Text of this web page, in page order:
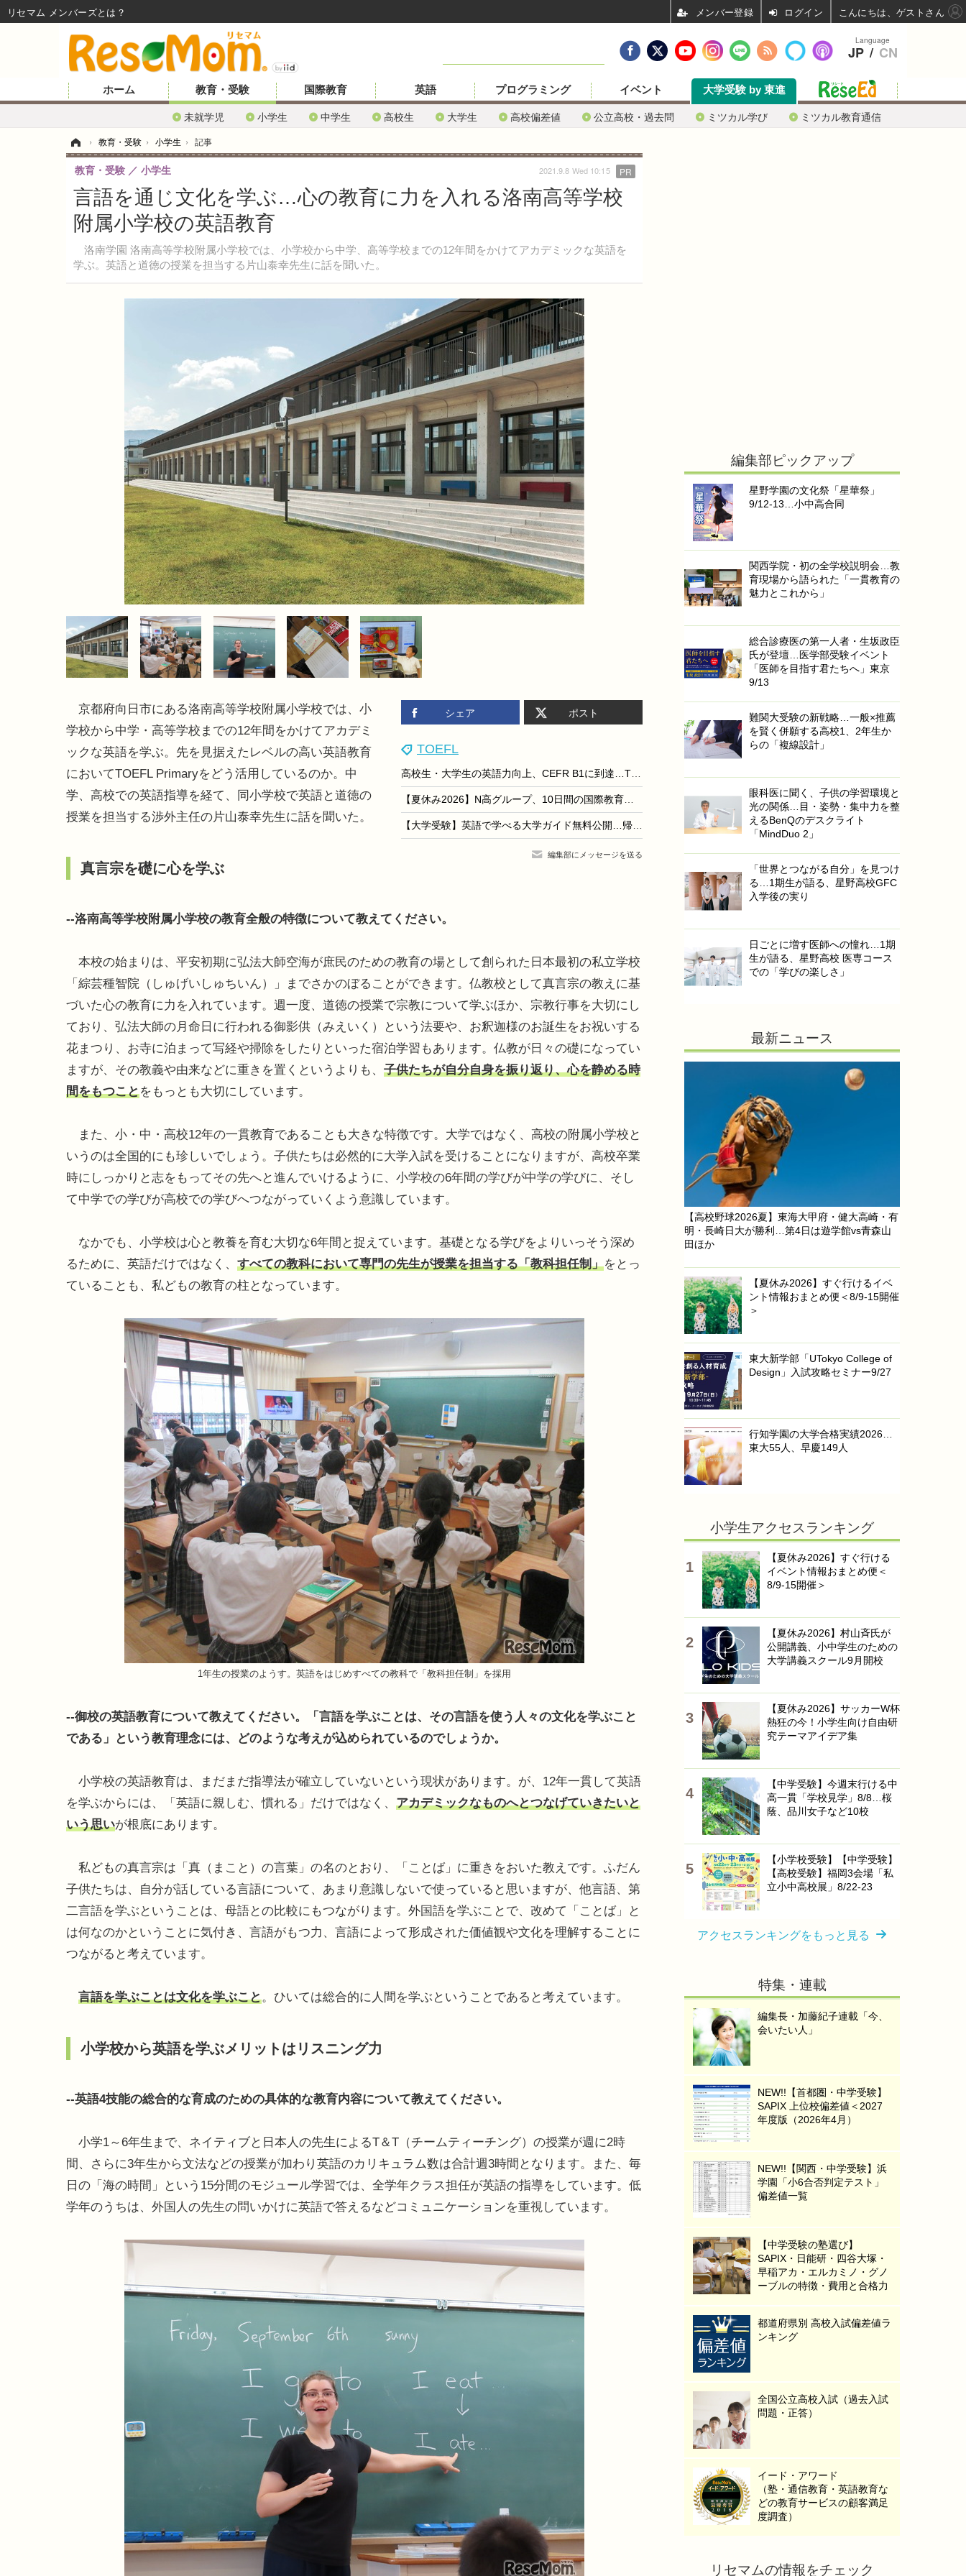
ホーム 教育・受験
未就学児 小学生 中学生 高校生 大学生 高校偏差値 公立高校・過去問 ミツカル学び ミツカル教育通信
国際教育 英語 プログラミング イベント 大学受験 by 東進
› 教育・受験 › 小学生 › 記事
言語を通じ文化を学ぶ…心の教育に力を入れる洛南高等学校
附属小学校の英語教育
洛南学園 洛南高等学校附属小学校では、小学校から中学、高等学校までの12年間をかけてアカデミックな英語を
学ぶ。英語と道徳の授業を担当する片山泰幸先生に話を聞いた。
教育・受験 小学生 2021.9.8 Wed 10:15 PR
シェア ポスト
TOEFL
高校生・大学生の英語力向上、CEFR B1に到達…TOEFL
【夏休み2026】N高グループ、10日間の国際教育プログラム…高校生募集
【大学受験】英語で学べる大学ガイド無料公開…帰国子女アカデミー
編集部にメッセージを送る
京都府向日市にある洛南高等学校附属小学校では、小
学校から中学・高等学校までの12年間をかけてアカデミ
ックな英語を学ぶ。先を見据えたレベルの高い英語教育
においてTOEFL Primaryをどう活用しているのか。中
学、高校での英語指導を経て、同小学校で英語と道徳の
授業を担当する渉外主任の片山泰幸先生に話を聞いた。
真言宗を礎に心を学ぶ
--洛南高等学校附属小学校の教育全般の特徴について教えてください。
本校の始まりは、平安初期に弘法大師空海が庶民のための教育の場として創られた日本最初の私立学校
「綜芸種智院（しゅげいしゅちいん）」までさかのぼることができます。仏教校として真言宗の教えに基
づいた心の教育に力を入れています。週一度、道徳の授業で宗教について学ぶほか、宗教行事を大切にし
ており、弘法大師の月命日に行われる御影供（みえいく）という法要や、お釈迦様のお誕生をお祝いする
花まつり、お寺に泊まって写経や掃除をしたりといった宿泊学習もあります。仏教が日々の礎になってい
ますが、その教義や由来などに重きを置くというよりも、 子供たちが自分自身を振り返り、心を静める時
間をもつことをもっとも大切にしています。
また、小・中・高校12年の一貫教育であることも大きな特徴です。大学ではなく、高校の附属小学校と
いうのは全国的にも珍しいでしょう。子供たちは必然的に大学入試を受けることになりますが、高校卒業
時にしっかりと志をもってその先へと進んでいけるように、小学校の6年間の学びが中学の学びに、そし
て中学での学びが高校での学びへつながっていくよう意識しています。
なかでも、小学校は心と教養を育む大切な6年間と捉えています。基礎となる学びをよりいっそう深め
るために、英語だけではなく、 すべての教科において専門の先生が授業を担当する「教科担任制」をとっ
ていることも、私どもの教育の柱となっています。
1年生の授業のようす。英語をはじめすべての教科で「教科担任制」を採用
--御校の英語教育について教えてください。「言語を学ぶことは、その言語を使う人々の文化を学ぶこと
である」という教育理念には、どのような考えが込められているのでしょうか。
小学校の英語教育は、まだまだ指導法が確立していないという現状があります。が、12年一貫して英語
を学ぶからには、「英語に親しむ、慣れる」だけではなく、 アカデミックなものへとつなげていきたいと
いう思いが根底にあります。
私どもの真言宗は「真（まこと）の言葉」の名のとおり、「ことば」に重きをおいた教えです。ふだん
子供たちは、自分が話している言語について、あまり意識しないで使っていると思いますが、他言語、第
二言語を学ぶということは、母語との比較にもつながります。外国語を学ぶことで、改めて「ことば」と
は何なのかということに気付き、言語がもつ力、言語によって形成された価値観や文化を理解することに
つながると考えています。
言語を学ぶことは文化を学ぶこと。ひいては総合的に人間を学ぶということであると考えています。
小学校から英語を学ぶメリットはリスニング力
--英語4技能の総合的な育成のための具体的な教育内容について教えてください。
小学1～6年生まで、ネイティブと日本人の先生によるT＆T（チームティーチング）の授業が週に2時
間、さらに3年生から文法などの授業が加わり英語のカリキュラム数は合計週3時間となります。また、毎
日の「海の時間」という15分間のモジュール学習では、全学年クラス担任が英語の指導をしています。低
学年のうちは、外国人の先生の問いかけに英語で答えるなどコミュニケーションを重視しています。
編集部ピックアップ
星野学園の文化祭「星華祭」
9/12-13…小中高合同
関西学院・初の全学校説明会…教
育現場から語られた「一貫教育の
魅力とこれから」
総合診療医の第一人者・生坂政臣
氏が登壇…医学部受験イベント
「医師を目指す君たちへ」東京
9/13
難関大受験の新戦略…一般×推薦
を賢く併願する高校1、2年生か
らの「複線設計」
眼科医に聞く、子供の学習環境と
光の関係…目・姿勢・集中力を整
えるBenQのデスクライト
「MindDuo 2」
「世界とつながる自分」を見つけ
る…1期生が語る、星野高校GFC
入学後の実り
日ごとに増す医師への憧れ…1期
生が語る、星野高校 医専コース
での「学びの楽しさ」
最新ニュース
【高校野球2026夏】東海大甲府・健大高崎・有
明・長崎日大が勝利…第4日は遊学館vs青森山
田ほか
【夏休み2026】すぐ行けるイベ
ント情報おまとめ便＜8/9-15開催
＞
東大新学部「UTokyo College of
Design」入試攻略セミナー9/27
行知学園の大学合格実績2026…
東大55人、早慶149人
小学生アクセスランキング
【夏休み2026】すぐ行ける
イベント情報おまとめ便＜
8/9-15開催＞
【夏休み2026】村山斉氏が
公開講義、小中学生のための
大学講義スクール9月開校
【夏休み2026】サッカーW杯
熱狂の今！小学生向け自由研
究テーマアイデア集
【中学受験】今週末行ける中
高一貫「学校見学」8/8…桜
蔭、品川女子など10校
【小学校受験】【中学受験】
【高校受験】福岡3会場「私
立小中高校展」8/22-23
アクセスランキングをもっと見る
特集・連載
編集長・加藤紀子連載「今、
会いたい人」
NEW!!【首都圏・中学受験】
SAPIX 上位校偏差値＜2027
年度版（2026年4月）
NEW!!【関西・中学受験】浜
学園「小6合否判定テスト」
偏差値一覧
【中学受験の塾選び】
SAPIX・日能研・四谷大塚・
早稲アカ・エルカミノ・グノ
ーブルの特徴・費用と合格力
都道府県別 高校入試偏差値ラ
ンキング
全国公立高校入試（過去入試
問題・正答）
イード・アワード
（塾・通信教育・英語教育な
どの教育サービスの顧客満足
度調査）
リセマムの情報をチェック
Language
JP / CN
リセマム メンバーズ ログイン こんにちは、ゲストさん